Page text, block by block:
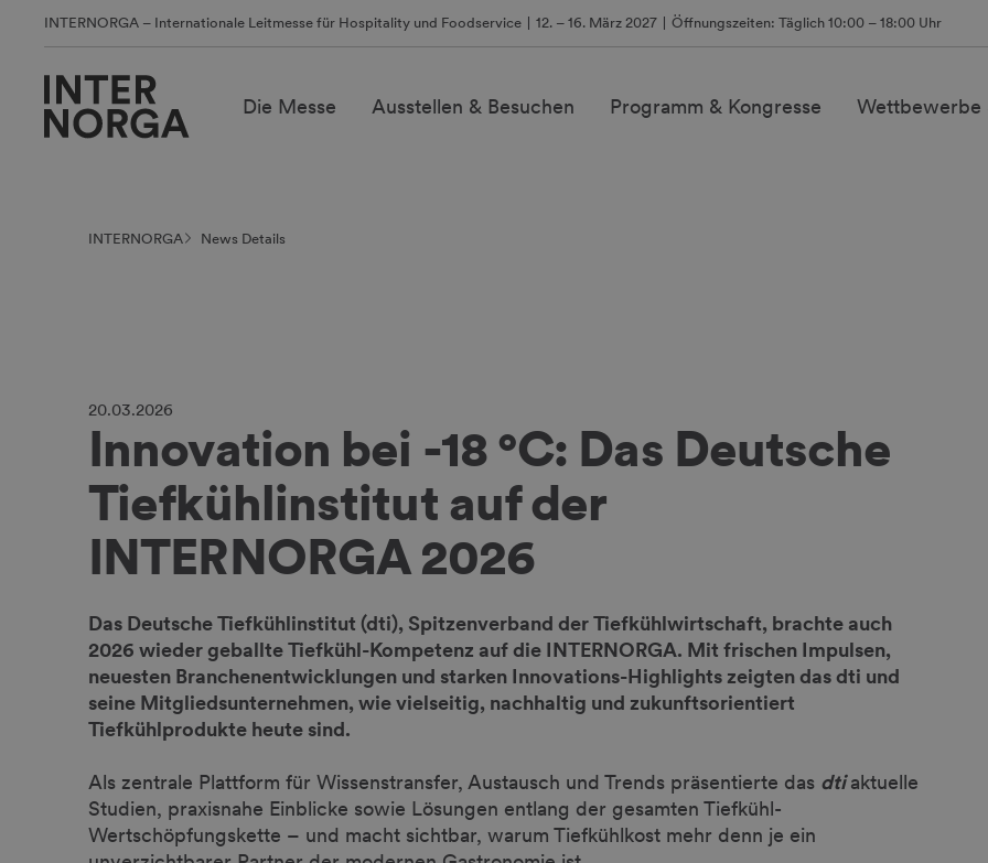
INTERNORGA – Internationale Leitmesse für Hospitality und Foodservice 12. – 16. März 2027 Öffnungszeiten: Täglich 10:00 – 18:00 Uhr
Die Messe Ausstellen & Besuchen Programm & Kongresse Wettbewerbe
INTERNORGA News Details
20.03.2026
Innovation bei -18 °C: Das Deutsche
Tiefkühlinstitut auf der
INTERNORGA 2026
Das Deutsche Tiefkühlinstitut (dti), Spitzenverband der Tiefkühlwirtschaft, brachte auch
2026 wieder geballte Tiefkühl-Kompetenz auf die INTERNORGA. Mit frischen Impulsen,
neuesten Branchenentwicklungen und starken Innovations-Highlights zeigten das dti und
seine Mitgliedsunternehmen, wie vielseitig, nachhaltig und zukunftsorientiert
Tiefkühlprodukte heute sind.
Als zentrale Plattform für Wissenstransfer, Austausch und Trends präsentierte das dtiaktuelle
Studien, praxisnahe Einblicke sowie Lösungen entlang der gesamten Tiefkühl-
Wertschöpfungskette – und macht sichtbar, warum Tiefkühlkost mehr denn je ein